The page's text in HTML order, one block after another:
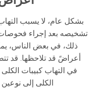
بشكل عام، لا يسبب
تشخيصه بعد إجراء
ذلك، في بعض الناس،
أعراضً قد تلاحظها. قد
في التهاب كبيبات الكلى
الكلى إلى